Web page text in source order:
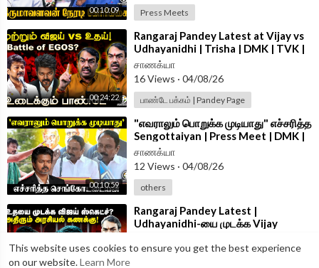
This website uses cookies to ensure you get the best experience
on our website.Learn More
00:10:09 Press Meets
00:24:22
⁣Rangaraj Pandey Latest at Vijay vs
Udhayanidhi | Trisha | DMK | TVK |
Stalin | Police | TN Govt
சாணக்யா
16 Views · 04/08/26
பாண்டே பக்கம் | Pandey Page
00:10:59
⁣"எவராலும் பொறுக்க முடியாது" எச்சரித்த
Sengottaiyan | Press Meet | DMK |
TVK | CM Vijay | Udhayanidhi
சாணக்யா
12 Views · 04/08/26
others
⁣Rangaraj Pandey Latest |
Udhayanidhi-யை முடக்க Vijay
| TN Govt
12 Views·04/08/26